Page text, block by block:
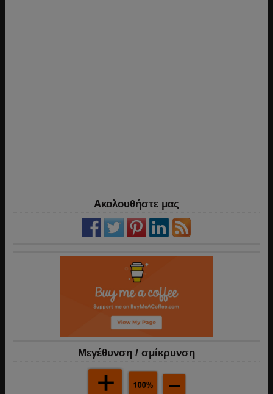
Ακολουθήστε μας
Mεγέθυνση / σμίκρυνση